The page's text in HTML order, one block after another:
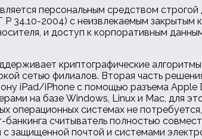
персональным средством строгой
2004) с неизвлекаемым закрытым
и доступ к корпоративным
криптографические
сетью филиалов. Вторая часть
iPad/iPhone с помощью разъема
на базе Windows, Linux и Mac, для
системах не
считыватель полностью
защищенной почтой и системами